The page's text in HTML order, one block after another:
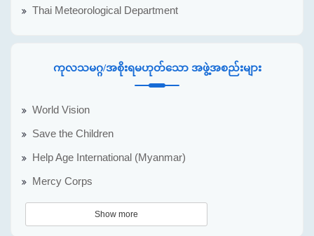
Thai Meteorological Department
ကုလသမဂ္ဂ/အစိုးရမဟုတ်သော အဖွဲ့အစည်းများ
World Vision
Save the Children
Help Age International (Myanmar)
Mercy Corps
Show more